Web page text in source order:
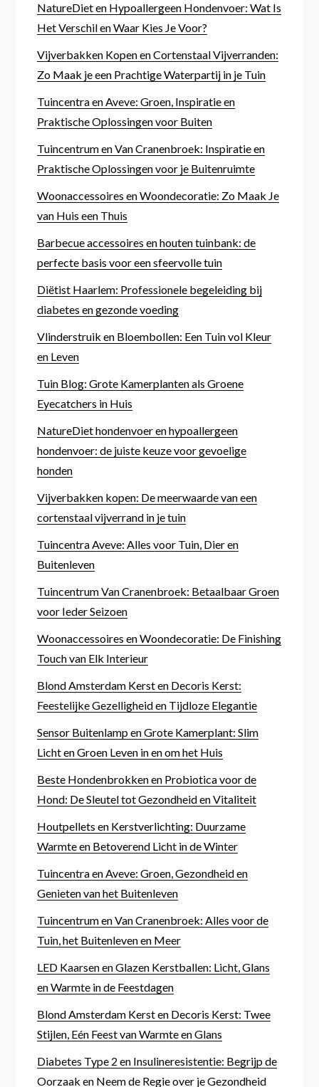
NatureDiet en Hypoallergeen Hondenvoer: Wat Is
Het Verschil en Waar Kies Je Voor?
Vijverbakken Kopen en Cortenstaal Vijverranden:
Zo Maak je een Prachtige Waterpartij in je Tuin
Tuincentra en Aveve: Groen, Inspiratie en
Praktische Oplossingen voor Buiten
Tuincentrum en Van Cranenbroek: Inspiratie en
Praktische Oplossingen voor je Buitenruimte
Woonaccessoires en Woondecoratie: Zo Maak Je
van Huis een Thuis
Barbecue accessoires en houten tuinbank: de
perfecte basis voor een sfeervolle tuin
Diëtist Haarlem: Professionele begeleiding bij
diabetes en gezonde voeding
Vlinderstruik en Bloembollen: Een Tuin vol Kleur
en Leven
Tuin Blog: Grote Kamerplanten als Groene
Eyecatchers in Huis
NatureDiet hondenvoer en hypoallergeen
hondenvoer: de juiste keuze voor gevoelige
honden
Vijverbakken kopen: De meerwaarde van een
cortenstaal vijverrand in je tuin
Tuincentra Aveve: Alles voor Tuin, Dier en
Buitenleven
Tuincentrum Van Cranenbroek: Betaalbaar Groen
voor Ieder Seizoen
Woonaccessoires en Woondecoratie: De Finishing
Touch van Elk Interieur
Blond Amsterdam Kerst en Decoris Kerst:
Feestelijke Gezelligheid en Tijdloze Elegantie
Sensor Buitenlamp en Grote Kamerplant: Slim
Licht en Groen Leven in en om het Huis
Beste Hondenbrokken en Probiotica voor de
Hond: De Sleutel tot Gezondheid en Vitaliteit
Houtpellets en Kerstverlichting: Duurzame
Warmte en Betoverend Licht in de Winter
Tuincentra en Aveve: Groen, Gezondheid en
Genieten van het Buitenleven
Tuincentrum en Van Cranenbroek: Alles voor de
Tuin, het Buitenleven en Meer
LED Kaarsen en Glazen Kerstballen: Licht, Glans
en Warmte in de Feestdagen
Blond Amsterdam Kerst en Decoris Kerst: Twee
Stijlen, Eén Feest van Warmte en Glans
Diabetes Type 2 en Insulineresistentie: Begrijp de
Oorzaak en Neem de Regie over je Gezondheid